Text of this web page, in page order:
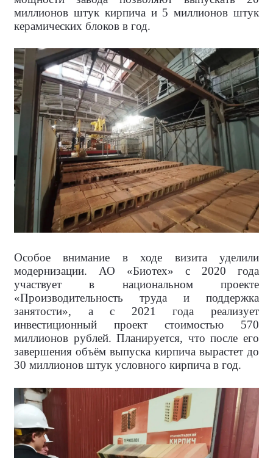
миллионов штук кирпича и 5 миллионов штук
керамических блоков в год.
Особое внимание в ходе визита уделили
модернизации. АО «Биотех» с 2020 года
участвует в национальном проекте
«Производительность труда и поддержка
занятости», а с 2021 года реализует
инвестиционный проект стоимостью 570
миллионов рублей. Планируется, что после его
завершения объём выпуска кирпича вырастет до
30 миллионов штук условного кирпича в год.